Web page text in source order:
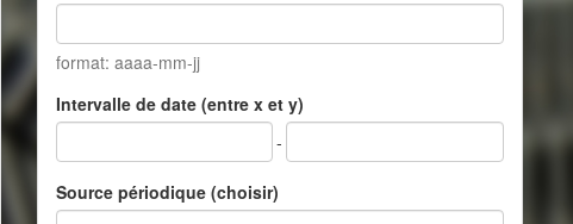
format: aaaa-mm-jj
Intervalle de date (entre x et y)
-
Source périodique (choisir)